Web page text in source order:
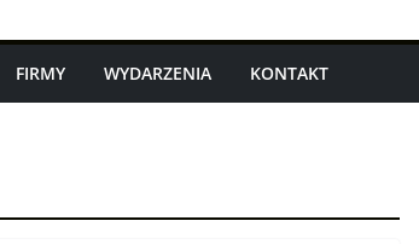
FIRMY WYDARZENIA KONTAKT